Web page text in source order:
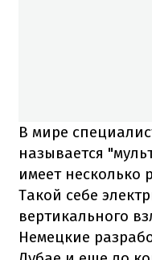
В мире
называется
имеет несколько
Такой себе
вертикального
Немецкие